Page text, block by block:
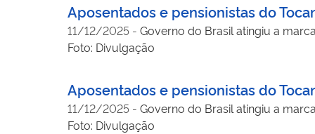
Aposentados e pensionistas do
11/12/2025 - Governo do Brasil atingiu a
Foto: Divulgação
Aposentados e pensionistas do
11/12/2025 - Governo do Brasil atingiu a
Foto: Divulgação